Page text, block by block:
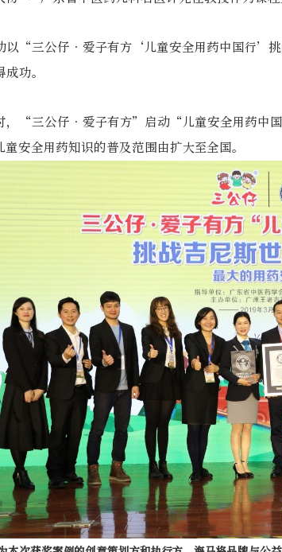
以“三公仔•爱子有方‘儿童安全用药中国行’
成功。
，“三公仔•爱子有方”启动“儿童安全用药中
童安全用药知识的普及范围由扩大至全国。